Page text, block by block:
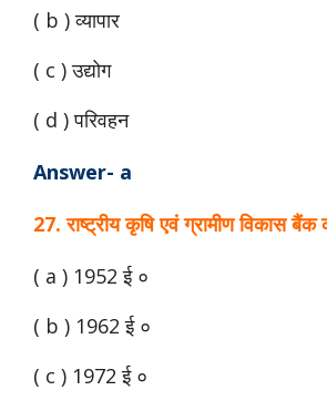
( b ) व्यापार
( c ) उद्योग
( d ) परिवहन
Answer- a
27. राष्ट्रीय कृषि एवं ग्रामीण विकास बैंक
( a ) 1952 ई ०
( b ) 1962 ई ०
( c ) 1972 ई ०